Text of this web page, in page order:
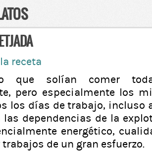
receta
que solían comer
pero especialmente los
los días de trabajo, incluso
dependencias de la
energético,
de un gran esfuerzo.